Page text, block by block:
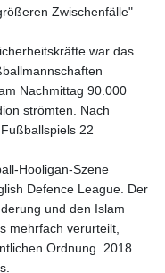
Zwischenfälle"
war das
Nachmittag 90.000
strömten. Nach
22
Hooligan-Szene
Defence League. Der
und den Islam
mehrfach verurteilt,
Ordnung. 2018